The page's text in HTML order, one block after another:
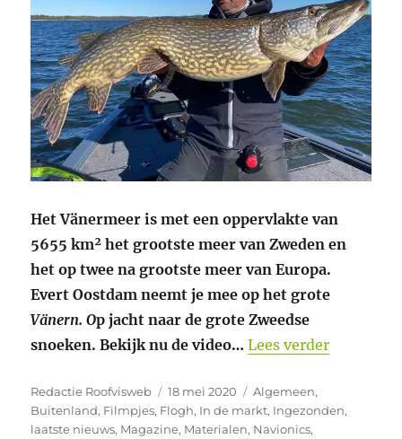
Het Vänermeer is met een oppervlakte van
5655 km² het grootste meer van Zweden en
het op twee na grootste meer van Europa.
Evert Oostdam neemt je mee op het grote
Vänern. Op jacht naar de grote Zweedse
snoeken. Bekijk nu de video… Lees verder“Evert
Auteur
Redactie Roofvisweb
Geplaatst
op
18 mei 2020 Categorieën
Algemeen,
Buitenland, Filmpjes, Flogh, In de markt, Ingezonden,
laatste nieuws, Magazine, Materialen, Navionics,